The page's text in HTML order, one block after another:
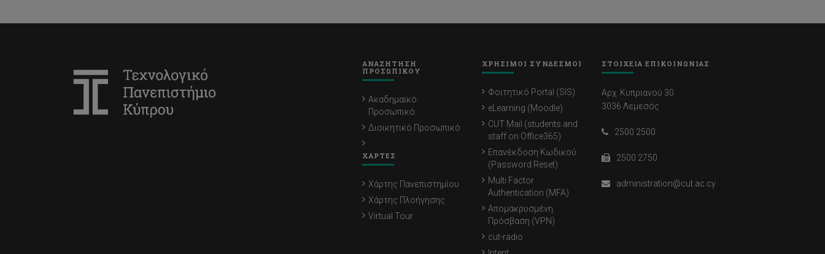
ΑΝΑΖΗΤΗΣΗ
ΠΡΟΣΩΠΙΚΟΥ
Ακαδημαϊκό
Προσωπικό
Διοικητικό Προσωπικό
ΧΑΡΤΕΣ
Χάρτης Πανεπιστημίου
Χάρτης Πλοήγησης
Virtual Tour
ΧΡΗΣΙΜΟΙ ΣΥΝΔΕΣΜΟΙ
Φοιτητικό Portal (SIS)
eLearning (Moodle)
CUT Mail (students and
staff on Office365)
Επανέκδοση Κωδικού
(Password Reset)
Multi Factor
Authentication (MFA)
Απομακρυσμένη
Πρόσβαση (VPN)
cut-radio
ΣΤΟΙΧΕΙΑ ΕΠΙΚΟΙΝΩΝΙΑΣ
Αρχ. Κυπριανού 30
3036 Λεμεσός
2500 2500
2500 2750
administration@cut.ac.cy